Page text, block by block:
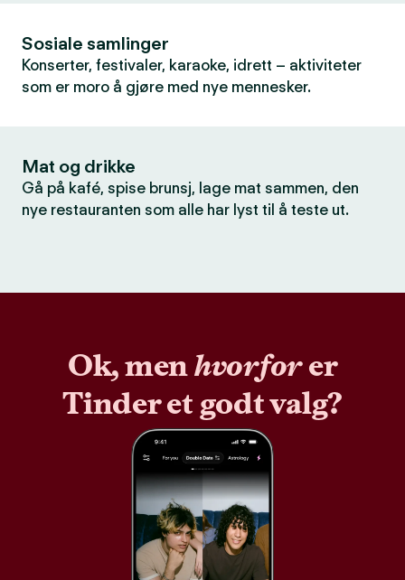
Sosiale samlinger
Konserter, festivaler, karaoke, idrett – aktiviteter
som er moro å gjøre med nye mennesker.
Mat og drikke
Gå på kafé, spise brunsj, lage mat sammen, den
nye restauranten som alle har lyst til å teste ut.
Ok, menhvorforer
Tinder et godt valg?